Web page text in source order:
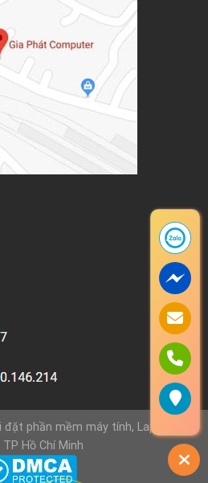
phần mềm máy tính, Laptop uy
Hồ Chí Minh